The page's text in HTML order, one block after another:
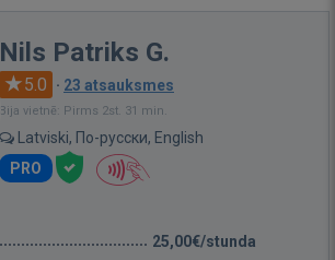
Nils Patriks G.
5.0 · 23 atsauksmes
Bija vietnē: Pirms 2st. 31 min.
Latviski, По-русски, English
PRO
25,00€/stunda